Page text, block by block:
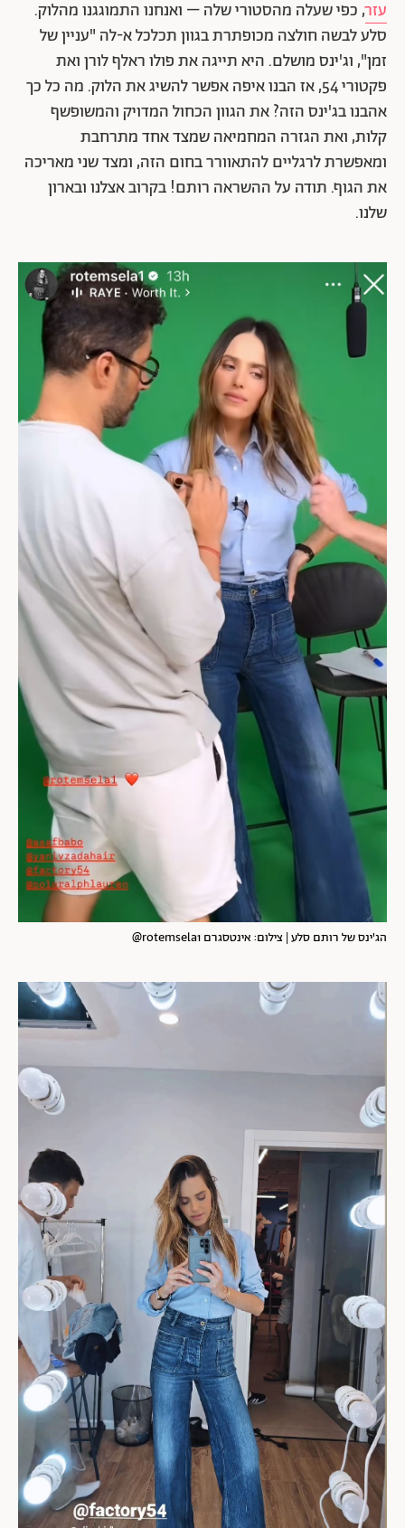
עזר, כפי שעלה מהסטורי שלה – ואנחנו התמוגגנו מהלוק.
סלע לבשה חולצה מכופתרת בגוון תכלכל א-לה "עניין של
זמן", וג'ינס מושלם. היא תייגה את פולו ראלף לורן ואת
פקטורי 54, אז הבנו איפה אפשר להשיג את הלוק. מה כל כך
אהבנו בג'ינס הזה? את הגוון הכחול המדויק והמשופשף
קלות, ואת הגזרה המחמיאה שמצד אחד מתרחבת
ומאפשרת לרגליים להתאוורר בחום הזה, ומצד שני מאריכה
את הגוף. תודה על ההשראה רותם! בקרוב אצלנו ובארון
שלנו.
הג'ינס של רותם סלע | צילום: אינטסגרם rotemsela1@